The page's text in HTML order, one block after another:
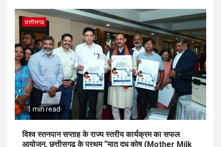
छत्तीसगढ
1 min read
विश्व स्तनपान सप्ताह के राज्य स्तरीय कार्यक्रम का सफल
आयोजन, छत्तीसगढ़ के प्रथम “मातृ दूध कोष (Mother Milk